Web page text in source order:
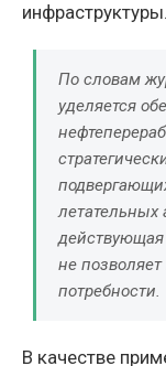
инфраструктуры.
По словам
уделяется
летательных
действующая
не
потребности.
В качестве